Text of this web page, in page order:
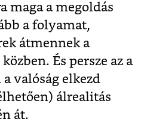
maga a megoldás
a folyamat,
átmennek a
És persze az a
valóság elkezd
álrealitás
át.